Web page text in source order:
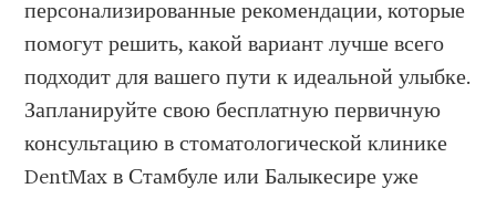
персонализированные рекомендации, которые
помогут решить, какой вариант лучше всего
подходит для вашего пути к идеальной улыбке.
Запланируйте свою бесплатную первичную
консультацию в стоматологической клинике
DentMax в Стамбуле или Балыкесире уже